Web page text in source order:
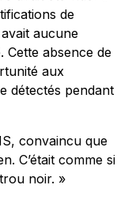
de
aucune
Cette absence de
aux
détectés pendant
convaincu que
C’était comme si
noir. »